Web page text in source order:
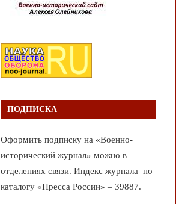
ПОДПИСКА
Оформить подписку на «Военно-
исторический журнал» можно в
отделениях связи. Индекс журнала по
каталогу «Пресса России» – 39887.